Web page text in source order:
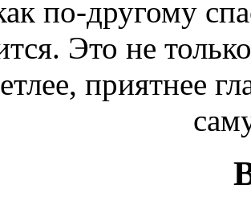
по-другому
Это не
приятнее